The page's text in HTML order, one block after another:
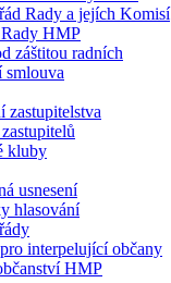
Rady a jejích Komisí
HMP
záštitou radních
zastupitelstva
kluby
usnesení
hlasování
interpelující občany
HMP